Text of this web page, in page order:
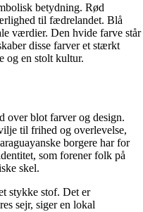
betydning. Rød
til fædrelandet. Blå
værdier. Den hvide farve står
disse farver et stærkt
og en stolt kultur.
over blot farver og design.
til frihed og overlevelse,
borgere har for
som forener folk på
skel.
stykke stof. Det er
sejr, siger en lokal